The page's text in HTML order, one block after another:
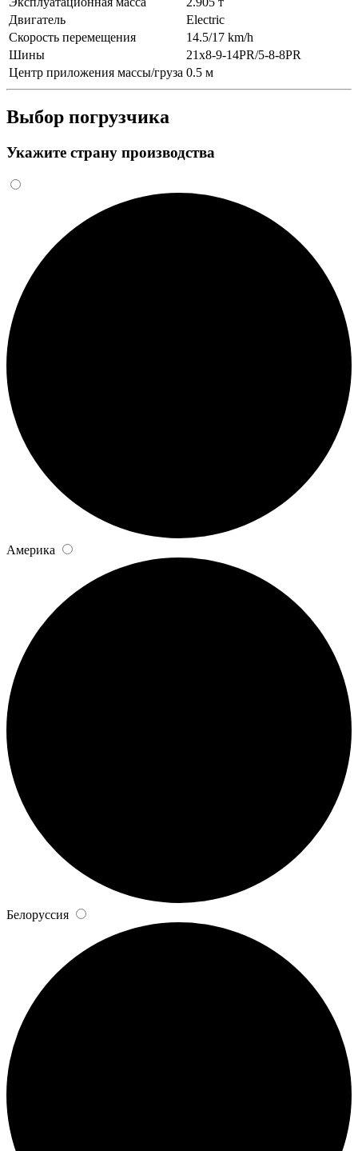
Двигатель
Electric
Скорость перемещения
14.5/17 km/h
Шины
21x8-9-14PR/5-8-8PR
Центр приложения массы/груза 0.5 м
Выбор погрузчика
Укажите страну производства
Америка
Белоруссия